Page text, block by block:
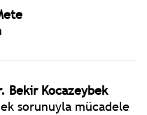
Bekir Kocazeybek
sorunuyla mücadele